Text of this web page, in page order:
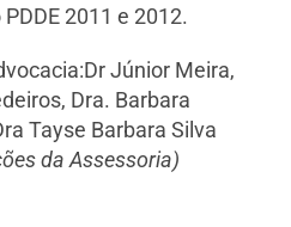
2011 e 2012.
Júnior Meira,
Dra. Barbara
Tayse Barbara Silva
da Assessoria)